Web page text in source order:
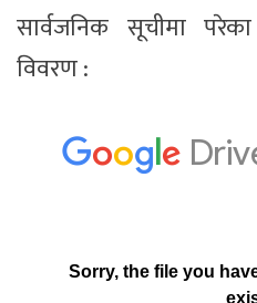
सार्वजनिक सूचीमा
विवरण :